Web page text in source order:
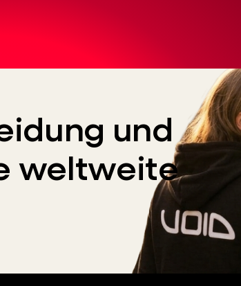
und
weltweite